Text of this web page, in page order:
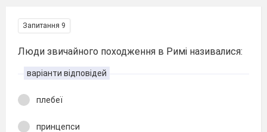
Запитання 9
Люди звичайного походження в Римі називалися:
варіанти відповідей
плебеї
принцепси